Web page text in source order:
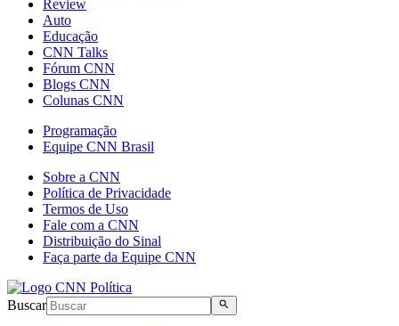
Review
Auto
Educação
CNN Talks
Fórum CNN
Blogs CNN
Colunas CNN
Programação
Equipe CNN Brasil
Sobre a CNN
Política de Privacidade
Termos de Uso
Fale com a CNN
Distribuição do Sinal
Faça parte da Equipe CNN
Buscar